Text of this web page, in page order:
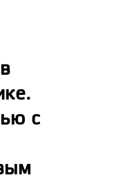
с